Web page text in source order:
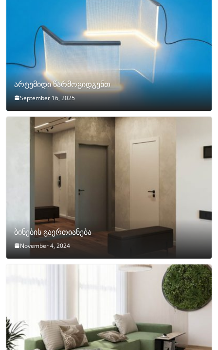
არტემიდი წარმოგიდგენთ
September 16, 2025
ბინების გაერთიანება
November 4, 2024